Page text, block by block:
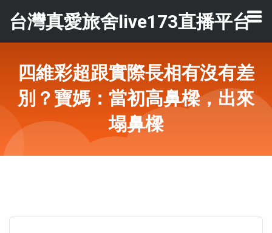
台灣真愛旅舍live173直播平台
四維彩超跟實際長相有沒有差
別？寶媽：當初高鼻樑，出來
塌鼻樑